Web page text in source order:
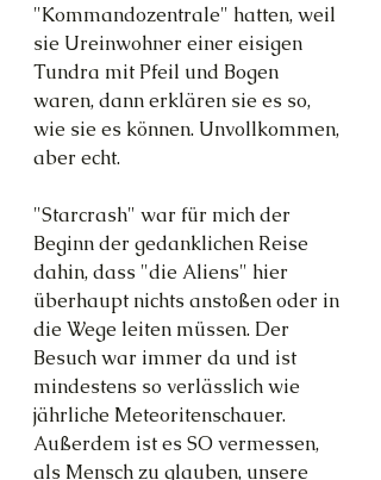
"Kommandozentrale" hatten, weil
sie Ureinwohner einer eisigen
Tundra mit Pfeil und Bogen
waren, dann erklären sie es so,
wie sie es können. Unvollkommen,
aber echt.
"Starcrash" war für mich der
Beginn der gedanklichen Reise
dahin, dass "die Aliens" hier
überhaupt nichts anstoßen oder in
die Wege leiten müssen. Der
Besuch war immer da und ist
mindestens so verlässlich wie
jährliche Meteoritenschauer.
Außerdem ist es SO vermessen,
als Mensch zu glauben, unsere